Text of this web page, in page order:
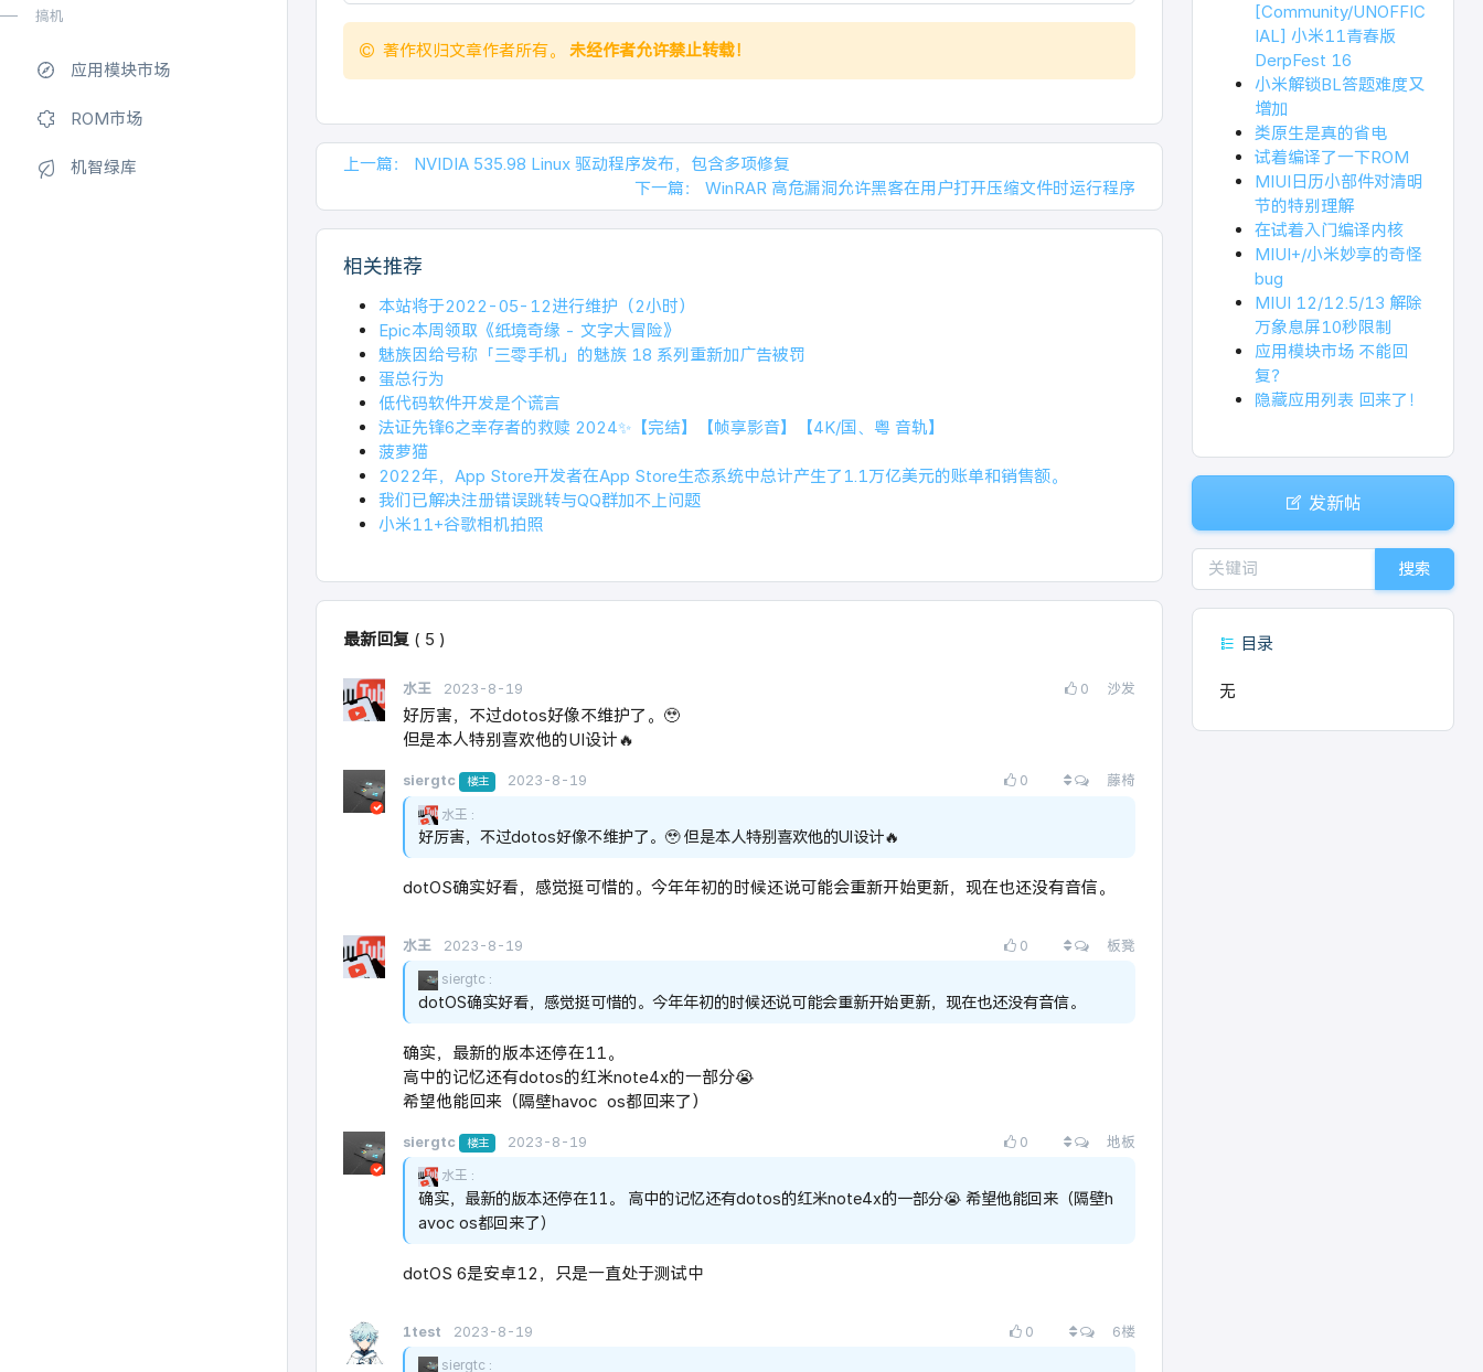
搞机
应用模块市场
ROM市场
机智绿库
著作权归文章作者所有。 未经作者允许禁止转载！
上一篇：
NVIDIA 535.98 Linux 驱动程序发布，包含多项修复
下一篇：
WinRAR 高危漏洞允许黑客在用户打开压缩文件时运行程序
相关推荐
本站将于2022-05-12进行维护（2小时）
Epic本周领取《纸境奇缘 - 文字大冒险》
魅族因给号称「三零手机」的魅族 18 系列重新加广告被罚
蛋总行为
低代码软件开发是个谎言
法证先锋6之幸存者的救赎 2024✨【完结】【帧享影音】【4K/国、粤 音轨】
菠萝猫
2022年，App Store开发者在App Store生态系统中总计产生了1.1万亿美元的账单和销售额。
我们已解决注册错误跳转与QQ群加不上问题
小米11+谷歌相机拍照
最新回复 ( 5 )
水王 2023-8-19 0 沙发
好厉害，不过dotos好像不维护了。🥹
但是本人特别喜欢他的UI设计🔥
siergtc 楼主 2023-8-19 0 查看所有回复
藤椅
水王
好厉害，不过dotos好像不维护了。🥹 但是本人特别喜欢他的UI设计🔥
dotOS确实好看，感觉挺可惜的。今年年初的时候还说可能会重新开始更新，现在也还没有音信。
水王 2023-8-19 0 查看所有回复
板凳
siergtc
dotOS确实好看，感觉挺可惜的。今年年初的时候还说可能会重新开始更新，现在也还没有音信。
确实，最新的版本还停在11。
高中的记忆还有dotos的红米note4x的一部分😭
希望他能回来（隔壁havoc os都回来了）
siergtc 楼主 2023-8-19 0 查看所有回复
地板
水王
确实，最新的版本还停在11。 高中的记忆还有dotos的红米note4x的一部分😭 希望他能回来（隔壁h
avoc os都回来了）
dotOS 6是安卓12，只是一直处于测试中
1test 2023-8-19 0 查看所有回复
6楼
siergtc
[Community/UNOFFIC
IAL] 小米11青春版
DerpFest 16
小米解锁BL答题难度又
增加
类原生是真的省电
试着编译了一下ROM
MIUI日历小部件对清明
节的特别理解
在试着入门编译内核
MIUI+/小米妙享的奇怪
bug
MIUI 12/12.5/13 解除
万象息屏10秒限制
应用模块市场 不能回
复？
隐藏应用列表 回来了！
发新帖
搜索
目录
无